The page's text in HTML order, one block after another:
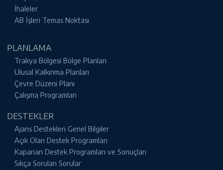
İhaleler
AB İşleri Temas Noktası
PLANLAMA
Trakya Bölgesi Bölge Planları
Ulusal Kalkınma Planları
Çevre Düzeni Planı
Çalışma Programları
DESTEKLER
Ajans Destekleri Genel Bilgiler
Açık Olan Destek Programları
Kapanan Destek Programları ve Sonuçları
Sıkça Sorulan Sorular